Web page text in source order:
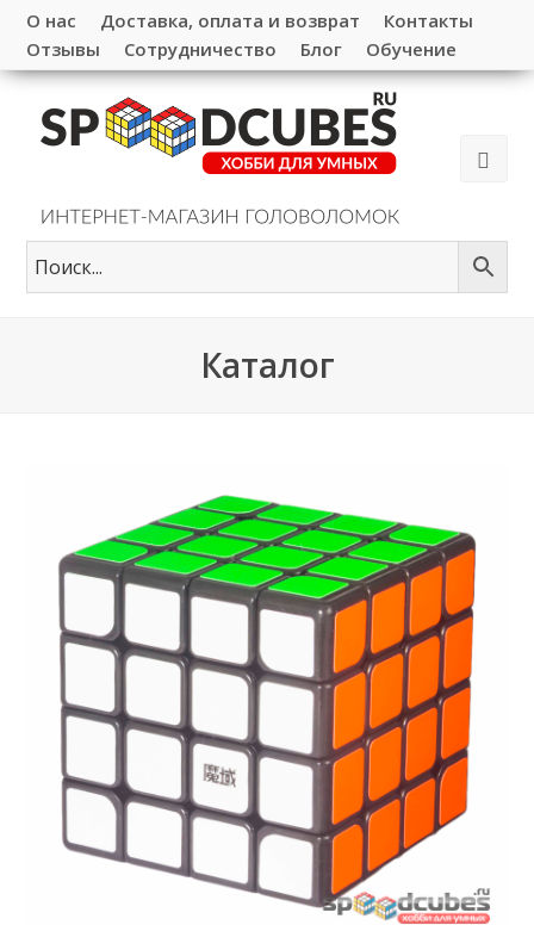
О нас Доставка, оплата и возврат
Контакты
Отзывы
Сотрудничество Блог Обучение
Каталог